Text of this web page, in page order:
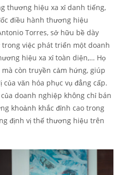
thương hiệu xa xỉ danh tiếng,
điều hành thương hiệu
Torres, sở hữu bề dày
việc phát triển một doanh
hiệu xa xỉ toàn diện,… Họ
còn truyền cảm hứng, giúp
văn hóa phục vụ đẳng cấp.
doanh nghiệp không chỉ bán
khoảnh khắc đỉnh cao trong
định vị thế thương hiệu trên